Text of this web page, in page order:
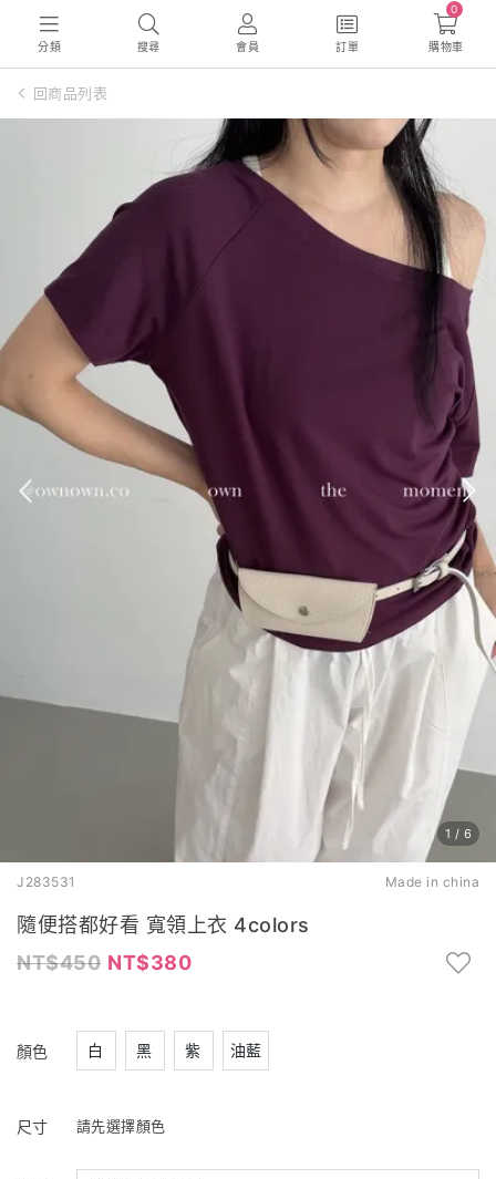
分類 搜尋 會員 訂單
0
購物車
回商品列表
1 / 6
J283531 Made in china
隨便搭都好看 寬領上衣 4colors
450
380
顏色 白 黑 紫 油藍
尺寸 請先選擇顏色